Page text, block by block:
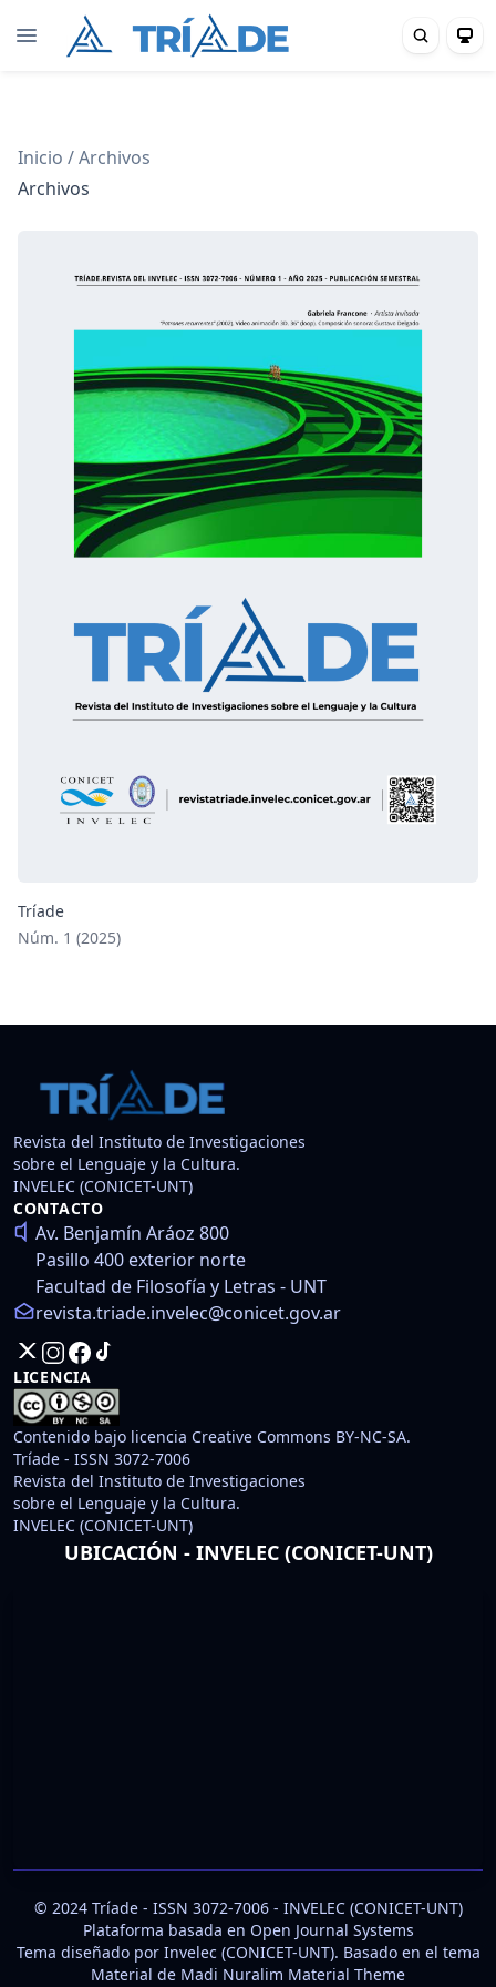
Inicio /Archivos
Archivos
Tríade
Núm. 1 (2025)
Revista del Instituto de Investigaciones
sobre el Lenguaje y la Cultura.
INVELEC (CONICET-UNT)
CONTACTO
Av. Benjamín Aráoz 800
Pasillo 400 exterior norte
Facultad de Filosofía y Letras - UNT
revista.triade.invelec@conicet.gov.ar
LICENCIA
Contenido bajo licencia Creative Commons BY-NC-SA.
Tríade - ISSN 3072-7006
Revista del Instituto de Investigaciones
sobre el Lenguaje y la Cultura.
INVELEC (CONICET-UNT)
UBICACIÓN - INVELEC (CONICET-UNT)
© 2024 Tríade - ISSN 3072-7006 - INVELEC (CONICET-UNT)
Plataforma basada en Open Journal Systems
Tema diseñado por Invelec (CONICET-UNT). Basado en el tema
Material de Madi Nuralim Material Theme